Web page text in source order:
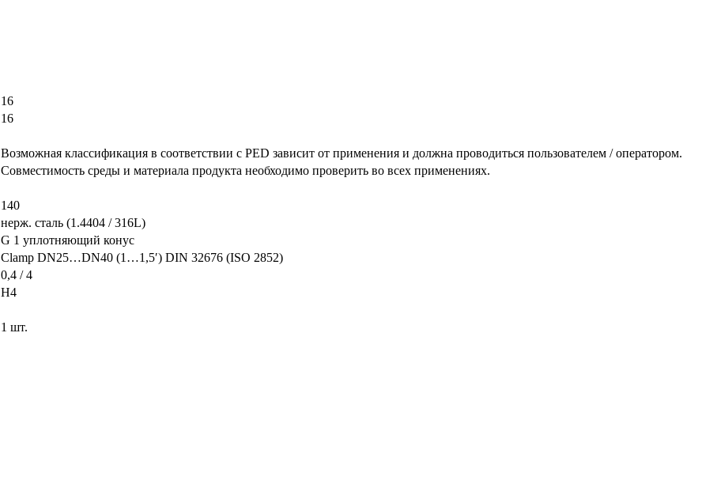
16
16
Возможная классификация в соответствии с PED зависит от применения и должна проводиться пользователем / оператором.
Совместимость среды и материала продукта необходимо проверить во всех применениях.
140
нерж. сталь (1.4404 / 316L)
G 1 уплотняющий конус
Clamp DN25…DN40 (1…1,5′) DIN 32676 (ISO 2852)
0,4 / 4
H4
1 шт.